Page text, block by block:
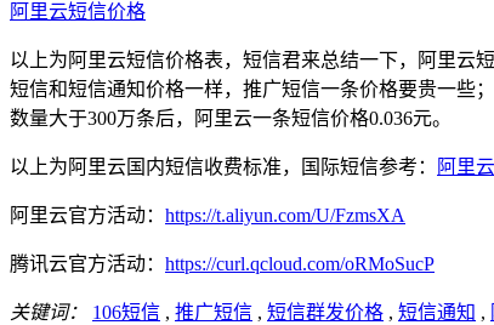
阿里云短信价格
以上为阿里云短信价格表，短信君来总结一下，阿里云
短信和短信通知价格一样，推广短信一条价格要贵一些
数量大于300万条后，阿里云一条短信价格0.036元。
以上为阿里云国内短信收费标准，国际短信参考： 阿里
阿里云官方活动： https://t.aliyun.com/U/FzmsXA
腾讯云官方活动： https://curl.qcloud.com/oRMoSucP
关键词： 106短信 , 推广短信 , 短信群发价格 , 短信通知 ,